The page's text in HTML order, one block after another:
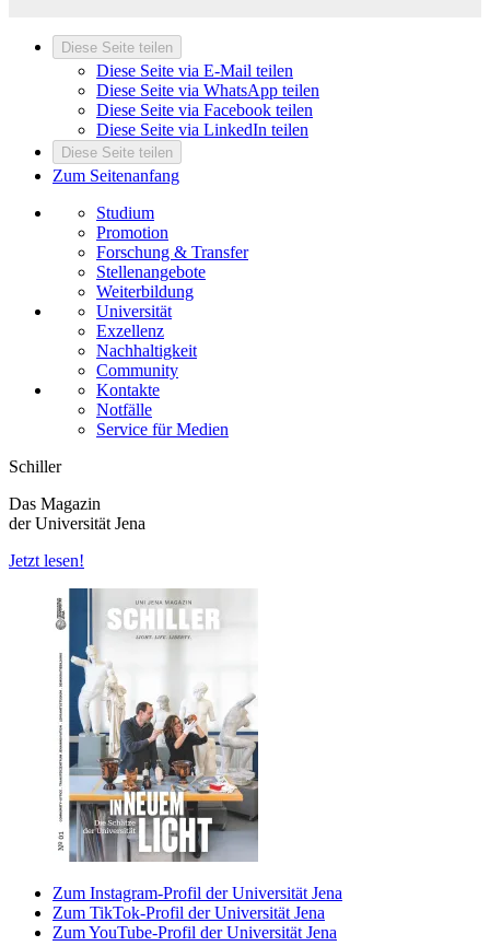
Diese Seite teilen
Diese Seite via E-Mail teilen
Diese Seite via WhatsApp teilen
Diese Seite via Facebook teilen
Diese Seite via LinkedIn teilen
Diese Seite teilen
Zum Seitenanfang
Studium
Promotion
Forschung & Transfer
Stellenangebote
Weiterbildung
Universität
Exzellenz
Nachhaltigkeit
Community
Kontakte
Notfälle
Service für Medien
Schiller
Das Magazin
der Universität Jena
Jetzt lesen!
Zum Instagram-Profil der Universität Jena
Zum TikTok-Profil der Universität Jena
Zum YouTube-Profil der Universität Jena